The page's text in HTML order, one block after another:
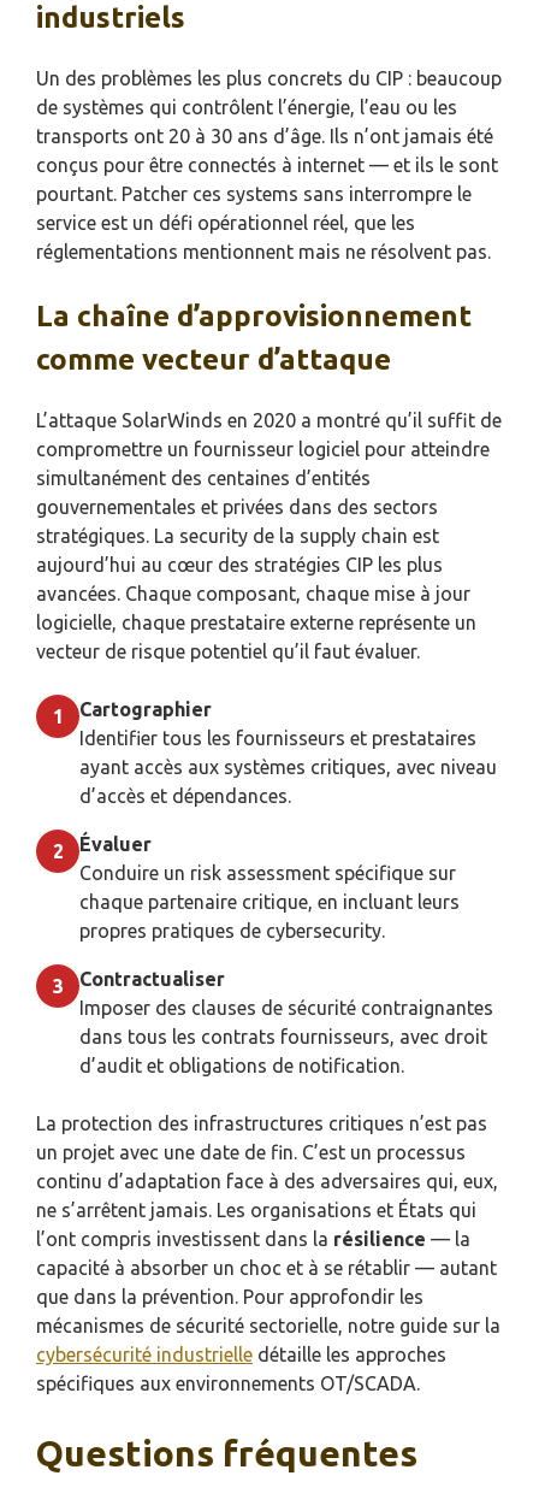
industriels
Un des problèmes les plus concrets du CIP : beaucoup
de systèmes qui contrôlent l’énergie, l’eau ou les
transports ont 20 à 30 ans d’âge. Ils n’ont jamais été
conçus pour être connectés à internet — et ils le sont
pourtant. Patcher ces systems sans interrompre le
service est un défi opérationnel réel, que les
réglementations mentionnent mais ne résolvent pas.
La chaîne d’approvisionnement
comme vecteur d’attaque
L’attaque SolarWinds en 2020 a montré qu’il suffit de
compromettre un fournisseur logiciel pour atteindre
simultanément des centaines d’entités
gouvernementales et privées dans des sectors
stratégiques. La security de la supply chain est
aujourd’hui au cœur des stratégies CIP les plus
avancées. Chaque composant, chaque mise à jour
logicielle, chaque prestataire externe représente un
vecteur de risque potentiel qu’il faut évaluer.
1
Cartographier
Identifier tous les fournisseurs et prestataires
ayant accès aux systèmes critiques, avec niveau
d’accès et dépendances.
2
Évaluer
Conduire un risk assessment spécifique sur
chaque partenaire critique, en incluant leurs
propres pratiques de cybersecurity.
3
Contractualiser
Imposer des clauses de sécurité contraignantes
dans tous les contrats fournisseurs, avec droit
d’audit et obligations de notification.
La protection des infrastructures critiques n’est pas
un projet avec une date de fin. C’est un processus
continu d’adaptation face à des adversaires qui, eux,
ne s’arrêtent jamais. Les organisations et États qui
l’ont compris investissent dans la résilience — la
capacité à absorber un choc et à se rétablir — autant
que dans la prévention. Pour approfondir les
mécanismes de sécurité sectorielle, notre guide sur la
cybersécurité industrielle détaille les approches
spécifiques aux environnements OT/SCADA.
Questions fréquentes